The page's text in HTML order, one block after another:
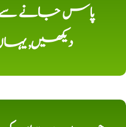
پاس جانے سے
دیکھیں,